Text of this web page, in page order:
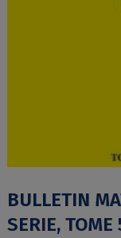
BULLETIN
SERIE,